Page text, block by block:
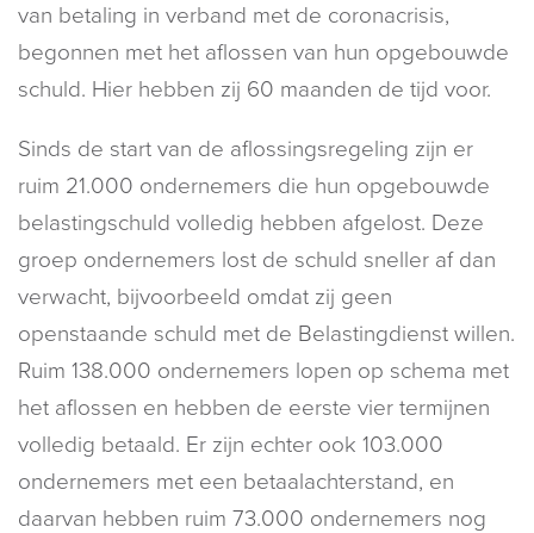
van betaling in verband met de coronacrisis,
begonnen met het aflossen van hun opgebouwde
schuld. Hier hebben zij 60 maanden de tijd voor.
Sinds de start van de aflossingsregeling zijn er
ruim 21.000 ondernemers die hun opgebouwde
belastingschuld volledig hebben afgelost. Deze
groep ondernemers lost de schuld sneller af dan
verwacht, bijvoorbeeld omdat zij geen
openstaande schuld met de Belastingdienst willen.
Ruim 138.000 ondernemers lopen op schema met
het aflossen en hebben de eerste vier termijnen
volledig betaald. Er zijn echter ook 103.000
ondernemers met een betaalachterstand, en
daarvan hebben ruim 73.000 ondernemers nog